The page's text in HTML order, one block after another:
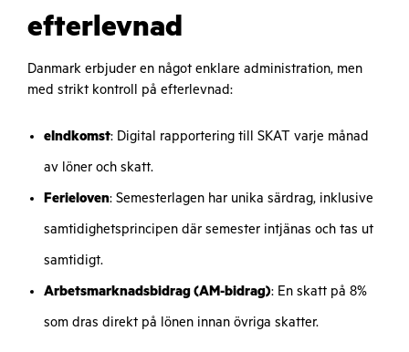
efterlevnad
Danmark erbjuder en något enklare administration, men
med strikt kontroll på efterlevnad:
eIndkomst: Digital rapportering till SKAT varje månad
av löner och skatt.
Ferieloven: Semesterlagen har unika särdrag, inklusive
samtidighetsprincipen där semester intjänas och tas ut
samtidigt.
Arbetsmarknadsbidrag (AM-bidrag): En skatt på 8%
som dras direkt på lönen innan övriga skatter.